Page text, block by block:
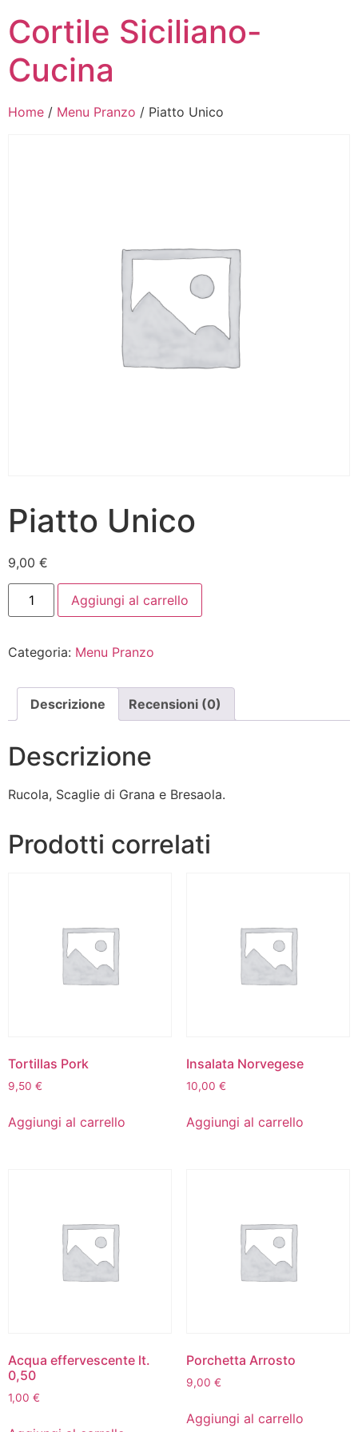
Cortile Siciliano-
Cucina
Home / Menu Pranzo / Piatto Unico
Piatto Unico
9,00 €
Aggiungi al carrello
Categoria: Menu Pranzo
Descrizione Recensioni (0)
Descrizione
Rucola, Scaglie di Grana e Bresaola.
Prodotti correlati
Tortillas Pork
9,50 €
Aggiungi al carrello
Insalata Norvegese
10,00 €
Aggiungi al carrello
Acqua effervescente lt.
0,50
1,00 €
Porchetta Arrosto
9,00 €
Aggiungi al carrello